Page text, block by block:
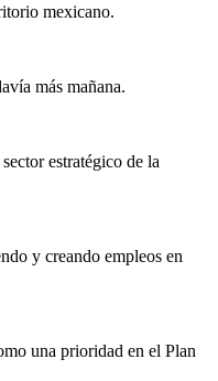
mexicano.
más mañana.
estratégico de la
y creando empleos en
una prioridad en el Plan